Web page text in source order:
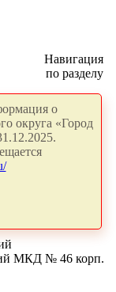
Навигация
по разделу
о
округа «Город
МКД № 46 корп.